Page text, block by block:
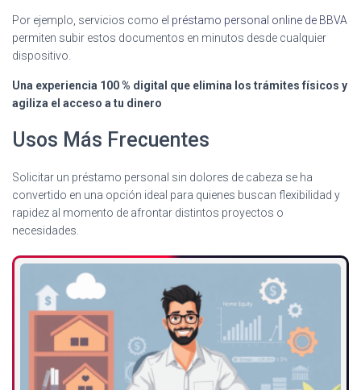
Por ejemplo, servicios como el préstamo personal online de BBVA
permiten subir estos documentos en minutos desde cualquier
dispositivo.
Una experiencia 100 % digital que elimina los trámites físicos y
agiliza el acceso a tu dinero
Usos Más Frecuentes
Solicitar un préstamo personal sin dolores de cabeza se ha
convertido en una opción ideal para quienes buscan flexibilidad y
rapidez al momento de afrontar distintos proyectos o
necesidades.